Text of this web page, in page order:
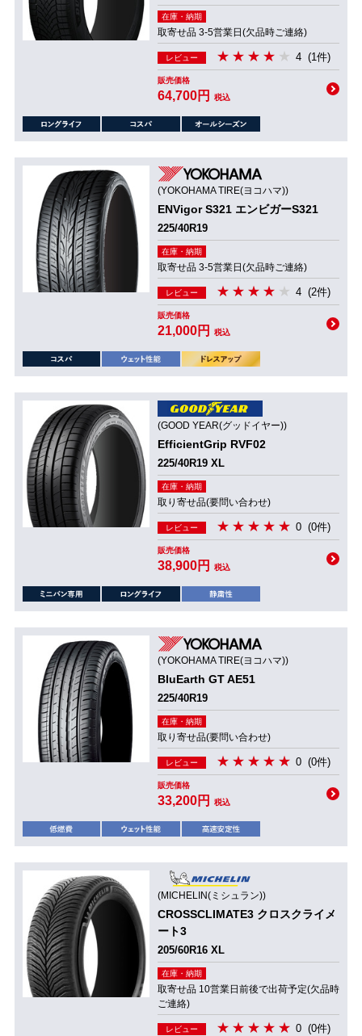
在庫・納期
取寄せ品 3-5営業日(欠品時ご連絡)
レビュー 4 (1件)
販売価格
64,700円 税込
(YOKOHAMA TIRE(ヨコハマ))
ENVigor S321 エンビガーS321
225/40R19
在庫・納期
取寄せ品 3-5営業日(欠品時ご連絡)
レビュー 4 (2件)
販売価格
21,000円 税込
(GOOD YEAR(グッドイヤー))
EfficientGrip RVF02
225/40R19 XL
在庫・納期
取り寄せ品(要問い合わせ)
レビュー 0 (0件)
販売価格
38,900円 税込
(YOKOHAMA TIRE(ヨコハマ))
BluEarth GT AE51
225/40R19
在庫・納期
取り寄せ品(要問い合わせ)
レビュー 0 (0件)
販売価格
33,200円 税込
(MICHELIN(ミシュラン))
CROSSCLIMATE3 クロスクライメ
ート3
205/60R16 XL
在庫・納期
取寄せ品 10営業日前後で出荷予定(欠品時
ご連絡)
レビュー 0 (0件)